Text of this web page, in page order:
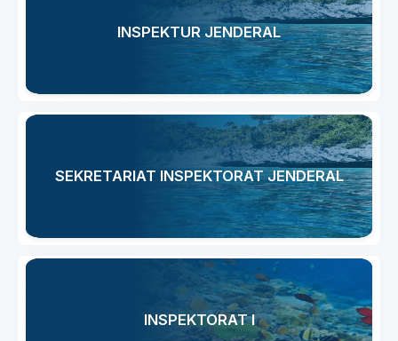
INSPEKTUR JENDERAL
SEKRETARIAT INSPEKTORAT JENDERAL
INSPEKTORAT I